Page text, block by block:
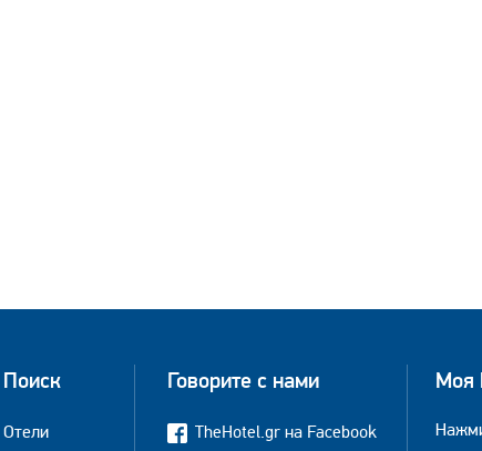
Поиск
Отели
Говорите с нами
TheHotel.gr на Facebook
Моя